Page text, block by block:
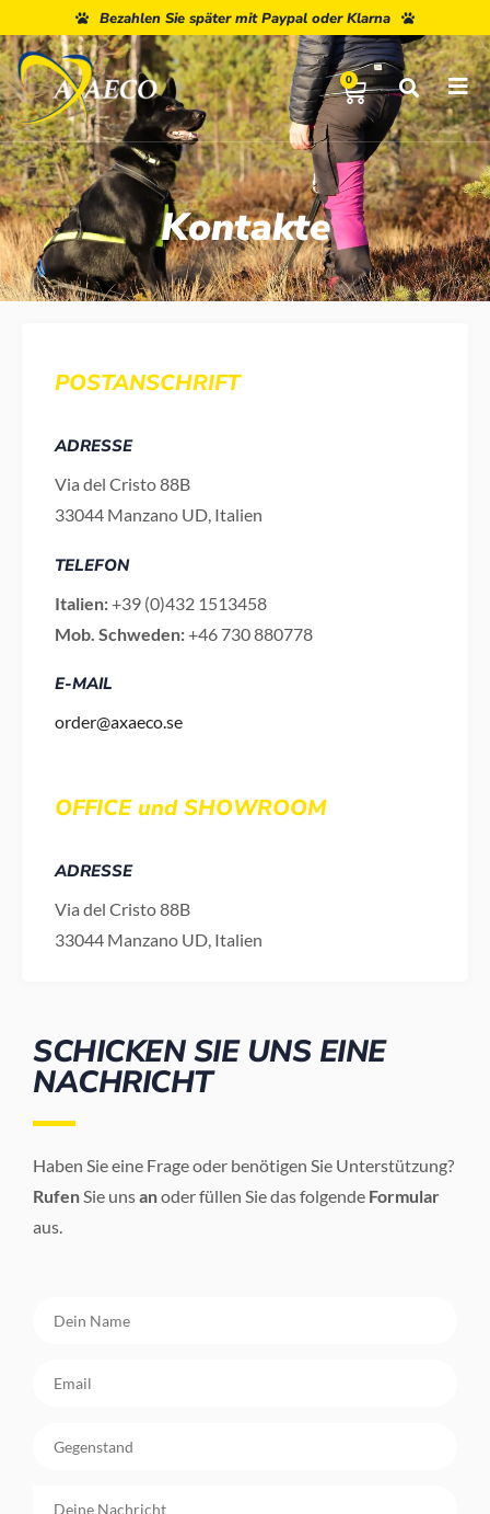
Bezahlen Sie später mit Paypal oder Klarna
0
Kontakte
SCHICKEN SIE UNS EINE
NACHRICHT
Haben Sie eine Frage oder benötigen Sie Unterstützung?
RufenSie unsanoder füllen Sie das folgende Formular
aus.
POSTANSCHRIFT
ADRESSE
Via del Cristo 88B
33044 Manzano UD, Italien
TELEFON
Italien:+39 (0)432 1513458
Mob. Schweden:+46 730 880778
E-MAIL
order@axaeco.se
OFFICE und SHOWROOM
ADRESSE
Via del Cristo 88B
33044 Manzano UD, Italien